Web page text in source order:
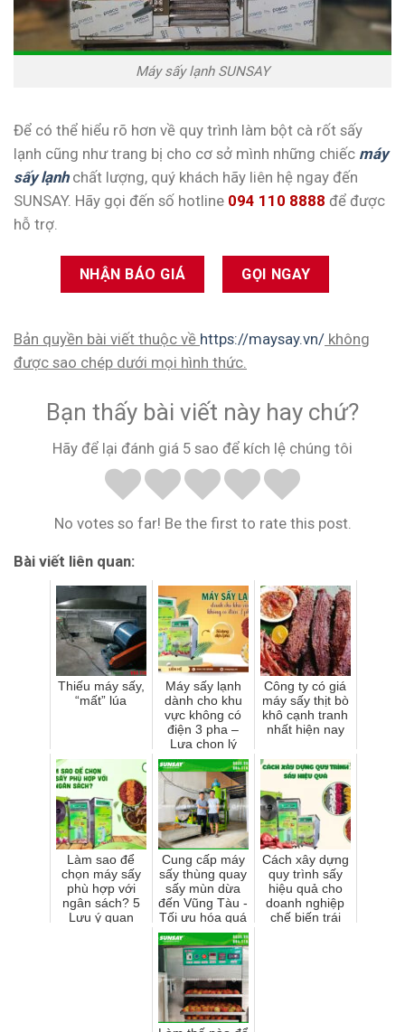
Máy sấy lạnh SUNSAY
Để có thể hiểu rõ hơn về quy trình làm bột cà rốt sấy
lạnh cũng như trang bị cho cơ sở mình những chiếc máy
sấy lạnhchất lượng, quý khách hãy liên hệ ngay đến
SUNSAY. Hãy gọi đến số hotline 094 110 8888 để được
hỗ trợ.
NHẬN BÁO GIÁ GỌI NGAY
Bản quyền bài viết thuộc về https://maysay.vn/ không
được sao chép dưới mọi hình thức.
Bạn thấy bài viết này hay chứ?
Hãy để lại đánh giá 5 sao để kích lệ chúng tôi
No votes so far! Be the first to rate this post.
Bài viết liên quan:
Thiếu máy sấy,
“mất” lúa
Máy sấy lạnh
dành cho khu
vực không có
điện 3 pha –
Lựa chọn lý
tưởng cho
nông hộ nhỏ lẻ
Công ty có giá
máy sấy thịt bò
khô cạnh tranh
nhất hiện nay
Làm sao để
chọn máy sấy
phù hợp với
ngân sách? 5
Lưu ý quan
Cung cấp máy
sấy thùng quay
sấy mùn dừa
đến Vũng Tàu -
Tối ưu hóa quá
trình sản xuất
mùn dừa
Cách xây dựng
quy trình sấy
hiệu quả cho
doanh nghiệp
chế biến trái